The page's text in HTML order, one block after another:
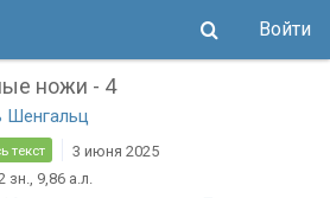
Войти
ножи - 4
Шенгальц
текст
3 июня 2025
зн., 9,86 а.л.